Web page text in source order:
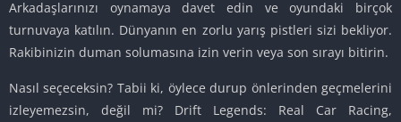
Arkadaşlarınızı oynamaya davet edin ve oyundaki birçok
turnuvaya katılın. Dünyanın en zorlu yarış pistleri sizi bekliyor.
Rakibinizin duman solumasına izin verin veya son sırayı bitirin.
Nasıl seçeceksin? Tabii ki, öylece durup önlerinden geçmelerini
izleyemezsin, değil mi? Drift Legends: Real Car Racing,